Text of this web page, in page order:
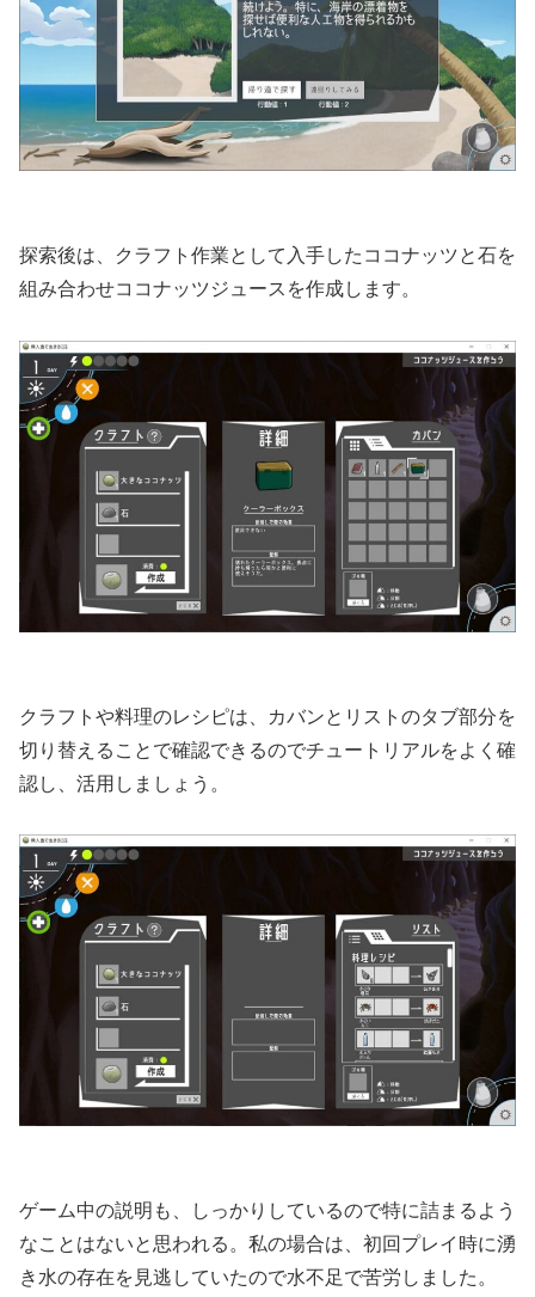
探索後は、クラフト作業として入手したココナッツと石を
組み合わせココナッツジュースを作成します。
クラフトや料理のレシピは、カバンとリストのタブ部分を
切り替えることで確認できるのでチュートリアルをよく確
認し、活用しましょう。
ゲーム中の説明も、しっかりしているので特に詰まるよう
なことはないと思われる。私の場合は、初回プレイ時に湧
き水の存在を見逃していたので水不足で苦労しました。